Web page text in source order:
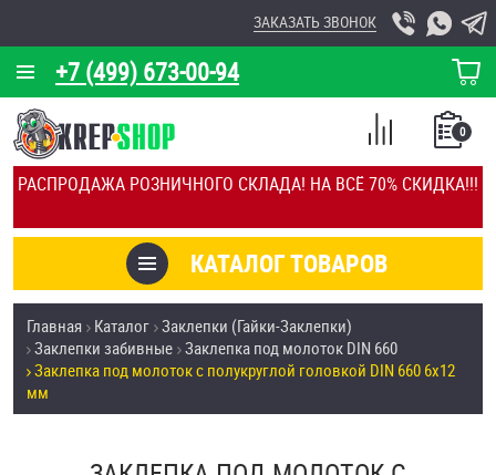
РАСПРОДАЖА РОЗНИЧНОГО СКЛАДА! НА ВСЁ 70% СКИДКА!!!
+7 (499) 673-00-94
ЗАКАЗАТЬ ЗВОНОК
КОРЗИНА
О КОМПАНИИ
КАЛЬКУЛЯТОР
ОТЗЫВЫ
УСЛУГИ
СКИДКИ
КАТАЛОГ ТОВАРОВ
0
СПИСОК
СРАВНЕНИЕ
Товары со скидкой
Анкеры
Антивандальный крепёж, инструмент
Главная Каталог Заклепки (Гайки-Заклепки)
Заклепки забивные Заклепка под молоток DIN 660
Заклепка под молоток с полукруглой головкой DIN 660 6х12
мм